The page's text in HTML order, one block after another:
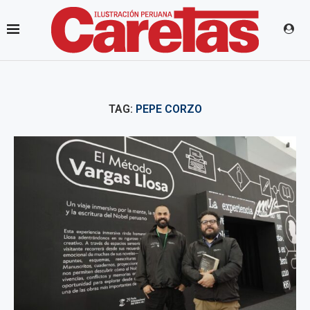
TAG: PEPE CORZO